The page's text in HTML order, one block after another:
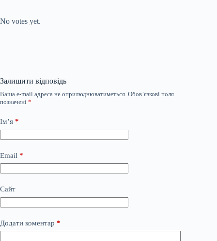
No votes yet.
Залишити відповідь
Ваша e-mail адреса не оприлюднюватиметься. Обов’язкові поля
позначені *
Ім’я *
Email *
Сайт
Додати коментар *